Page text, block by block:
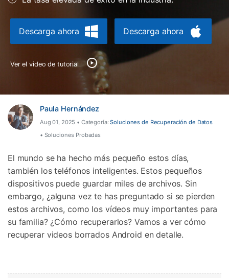
Descarga ahora Descarga ahora
Ver el video de tutorial
Paula Hernández
Aug 01, 2025 • Categoría:Soluciones de Recuperación de Datos
• Soluciones Probadas
El mundo se ha hecho más pequeño estos días,
también los teléfonos inteligentes. Estos pequeños
dispositivos puede guardar miles de archivos. Sin
embargo, ¿alguna vez te has preguntado si se pierden
estos archivos, como los vídeos muy importantes para
su familia? ¿Cómo recuperarlos? Vamos a ver cómo
recuperar videos borrados Android en detalle.